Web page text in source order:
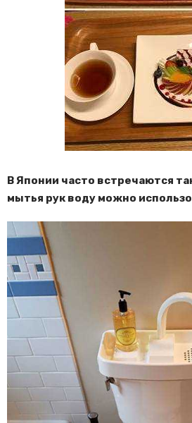
В Японии часто встречаются
мытья рук воду можно